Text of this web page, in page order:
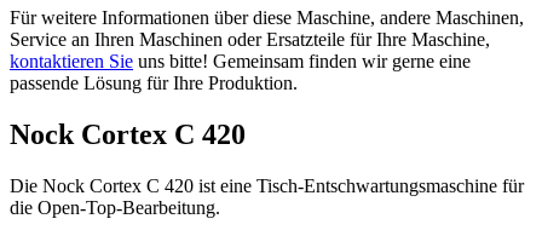
Für weitere Informationen über diese Maschine, andere Maschinen,
Service an Ihren Maschinen oder Ersatzteile für Ihre Maschine,
kontaktieren Sie uns bitte! Gemeinsam finden wir gerne eine
passende Lösung für Ihre Produktion.
Nock Cortex C 420
Die Nock Cortex C 420 ist eine Tisch-Entschwartungsmaschine für
die Open-Top-Bearbeitung.